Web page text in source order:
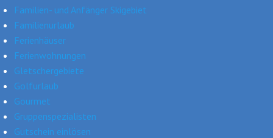
Familien- und Anfänger Skigebiet
Familienurlaub
Ferienhäuser
Ferienwohnungen
Gletschergebiete
Golfurlaub
Gourmet
Gruppenspezialisten
Gutschein einlösen